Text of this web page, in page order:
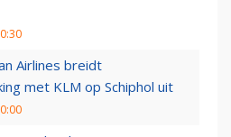
Airlines breidt
met KLM op Schiphol uit